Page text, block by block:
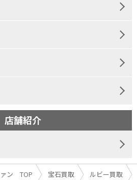
ァン TOP 宝石買取 ルビー買取
店舗紹介